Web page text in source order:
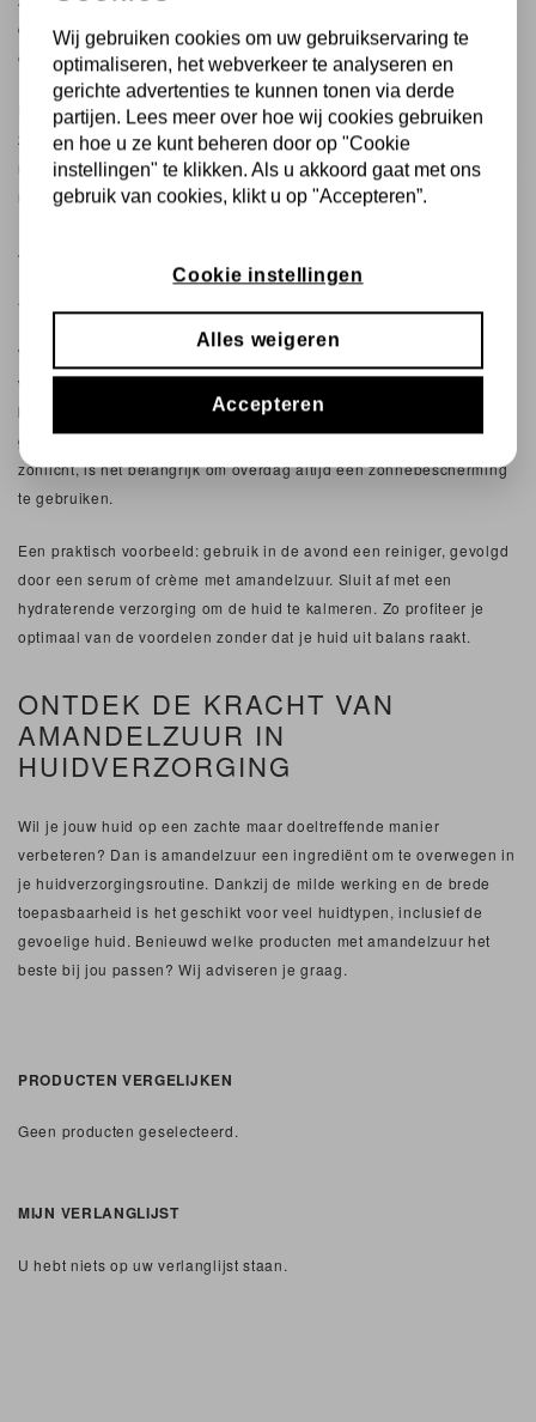
combinaties ontstaat een uitgebalanceerde formule die niet alleen
exfolieert, maar ook voedt, hydrateert en beschermt.
Daarnaast zijn hoogwaardige formules vrij van schadelijke stoffen,
zorgvuldig pH-geoptimaliseerd en vaak duurzaam en
milieuvriendelijk ontwikkeld. Dit betekent dat je zowel je huid als het
milieu ondersteunt bij dagelijks gebruik.
TIPS VOOR VEILIG GEBRUIK VAN
AMANDELZUUR
Wanneer je start met huidverzorging waarin amandelzuur is
verwerkt, is het slim om dit rustig op te bouwen. Gebruik het enkele
keren per week en verhoog de frequentie wanneer je huid eraan
gewend is. Omdat zuren de huid gevoeliger kunnen maken voor
zonlicht, is het belangrijk om overdag altijd een zonnebescherming
te gebruiken.
Een praktisch voorbeeld: gebruik in de avond een reiniger, gevolgd
door een serum of crème met amandelzuur. Sluit af met een
hydraterende verzorging om de huid te kalmeren. Zo profiteer je
optimaal van de voordelen zonder dat je huid uit balans raakt.
ONTDEK DE KRACHT VAN
AMANDELZUUR IN
HUIDVERZORGING
Wil je jouw huid op een zachte maar doeltreffende manier
verbeteren? Dan is amandelzuur een ingrediënt om te overwegen in
je huidverzorgingsroutine. Dankzij de milde werking en de brede
toepasbaarheid is het geschikt voor veel huidtypen, inclusief de
gevoelige huid. Benieuwd welke producten met amandelzuur het
beste bij jou passen? Wij adviseren je graag.
PRODUCTEN VERGELIJKEN
Geen producten geselecteerd.
MIJN VERLANGLIJST
U hebt niets op uw verlanglijst staan.
Wij gebruiken cookies om uw gebruikservaring te
optimaliseren, het webverkeer te analyseren en
gerichte advertenties te kunnen tonen via derde
partijen. Lees meer over hoe wij cookies gebruiken
en hoe u ze kunt beheren door op "Cookie
instellingen" te klikken. Als u akkoord gaat met ons
gebruik van cookies, klikt u op "Accepteren”.
Cookie instellingen
Alles weigeren
Accepteren